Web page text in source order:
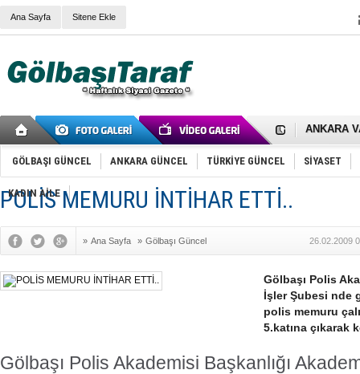
Ana Sayfa Sitene Ekle
Cemal
Samet
FAİZ
Mikail
Gölbaşı
İNCEK
GÖLBAŞI GÜNCEL ANKARA GÜNCEL TÜRKİYE GÜNCEL SİYASET
KADIN AİLE
POLİS MEMURU İNTİHAR ETTİ..
» Ana Sayfa » Gölbaşı Güncel 26.02.2009
Gölbaşı Polis
İşler Şubesi nde
polis memuru
5.katına çıkarak
Gölbaşı Polis Akademisi Başkanlığı